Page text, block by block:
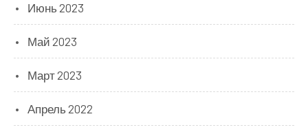
Июнь 2023
Май 2023
Март 2023
Апрель 2022